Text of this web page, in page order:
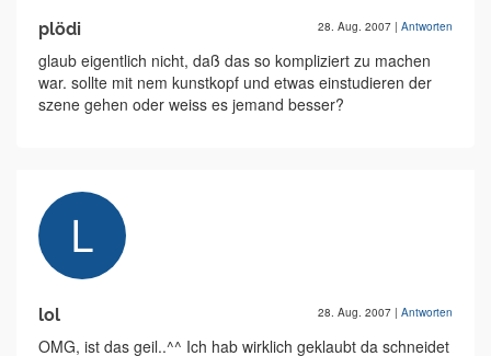
plödi 28. Aug. 2007 | Antworten
glaub eigentlich nicht, daß das so kompliziert zu machen
war. sollte mit nem kunstkopf und etwas einstudieren der
szene gehen oder weiss es jemand besser?
lol 28. Aug. 2007 | Antworten
OMG, ist das geil..^^ Ich hab wirklich geklaubt da schneidet